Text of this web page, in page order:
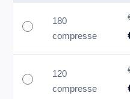
180
compresse
120
compresse